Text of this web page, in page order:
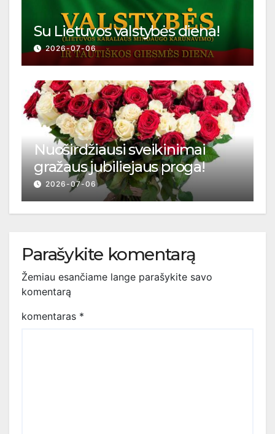
Su Lietuvos valstybės diena!
2026-07-06
Nuoširdžiausi sveikinimai
gražaus jubiliejaus proga!
2026-07-06
Parašykite komentarą
Žemiau esančiame lange parašykite savo
komentarą
komentaras *